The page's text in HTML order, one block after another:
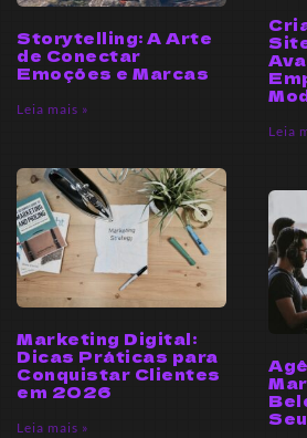
Storytelling: A Arte
de Conectar
Emoções e Marcas
Leia mais »
Leia
Marketing Digital:
Dicas Práticas para
Conquistar Clientes
em 2026
Leia mais »